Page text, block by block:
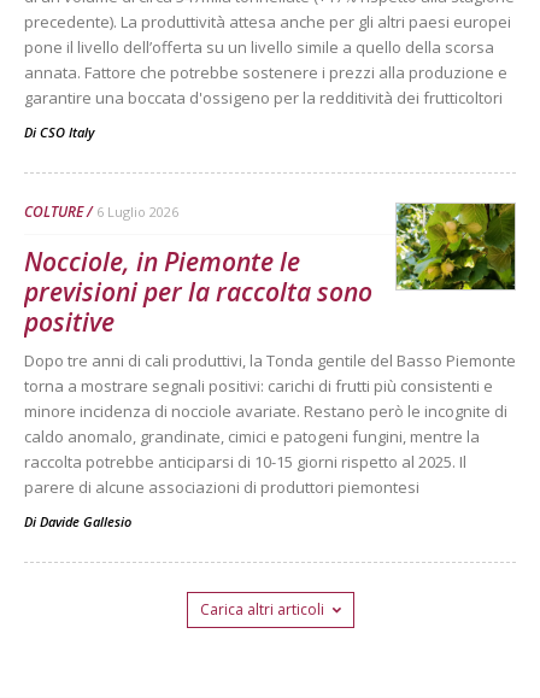
precedente). La produttività attesa anche per gli altri paesi europei
pone il livello dell’offerta su un livello simile a quello della scorsa
annata. Fattore che potrebbe sostenere i prezzi alla produzione e
garantire una boccata d'ossigeno per la redditività dei frutticoltori
Di CSO Italy
COLTURE 6 Luglio 2026
Nocciole, in Piemonte le
previsioni per la raccolta sono
positive
Dopo tre anni di cali produttivi, la Tonda gentile del Basso Piemonte
torna a mostrare segnali positivi: carichi di frutti più consistenti e
minore incidenza di nocciole avariate. Restano però le incognite di
caldo anomalo, grandinate, cimici e patogeni fungini, mentre la
raccolta potrebbe anticiparsi di 10-15 giorni rispetto al 2025. Il
parere di alcune associazioni di produttori piemontesi
Di Davide Gallesio
Carica altri articoli